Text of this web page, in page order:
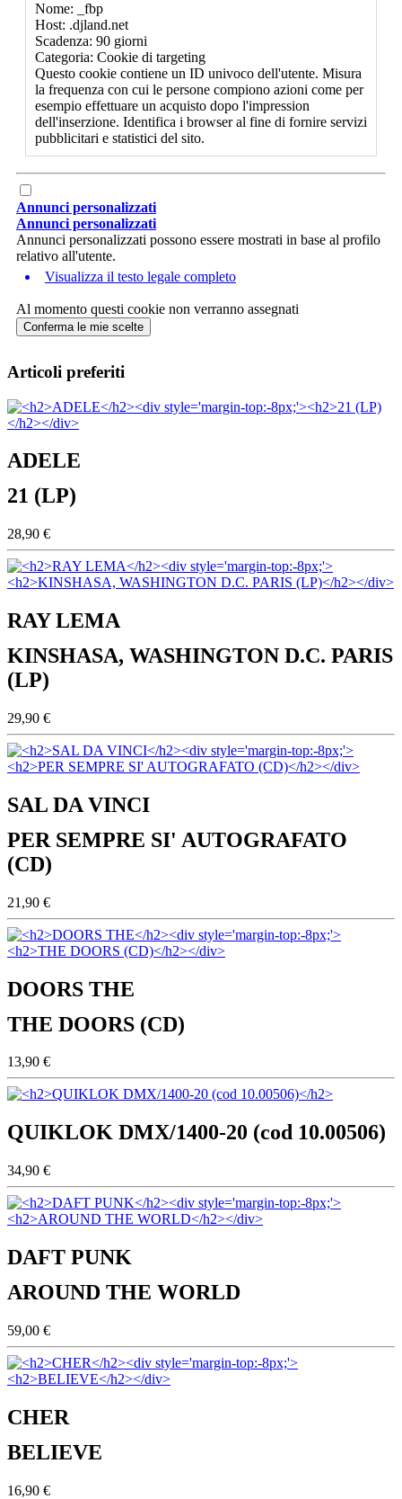
Nome: _fbp
Host: .djland.net
Scadenza: 90 giorni
Categoria: Cookie di targeting
Questo cookie contiene un ID univoco dell'utente. Misura
la frequenza con cui le persone compiono azioni come per
esempio effettuare un acquisto dopo l'impression
dell'inserzione. Identifica i browser al fine di fornire servizi
pubblicitari e statistici del sito.
Annunci personalizzati
Annunci personalizzati
Annunci personalizzati possono essere mostrati in base al profilo
relativo all'utente.
Visualizza il testo legale completo
Al momento questi cookie non verranno assegnati
Conferma le mie scelte
Articoli preferiti
ADELE
21 (LP)
28,90 €
RAY LEMA
KINSHASA, WASHINGTON D.C. PARIS
(LP)
29,90 €
SAL DA VINCI
PER SEMPRE SI' AUTOGRAFATO
(CD)
21,90 €
DOORS THE
THE DOORS (CD)
13,90 €
QUIKLOK DMX/1400-20 (cod 10.00506)
34,90 €
DAFT PUNK
AROUND THE WORLD
59,00 €
CHER
BELIEVE
16,90 €